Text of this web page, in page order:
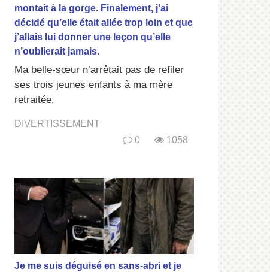
montait à la gorge. Finalement, j’ai
décidé qu’elle était allée trop loin et que
j’allais lui donner une leçon qu’elle
n’oublierait jamais.
Ma belle-sœur n’arrêtait pas de refiler
ses trois jeunes enfants à ma mère
retraitée,
DIVERTISSEMENT
0
1058
Je me suis déguisé en sans-abri et je